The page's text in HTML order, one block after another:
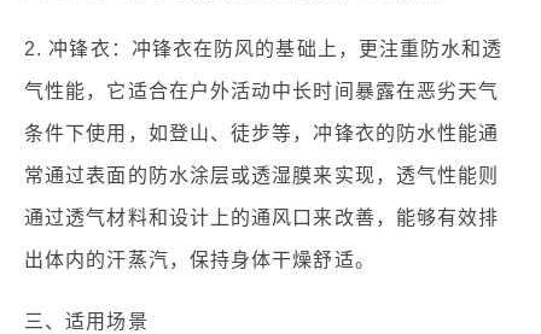
2. 冲锋衣：冲锋衣在防风的基础上，更注重防水和透
气性能，它适合在户外活动中长时间暴露在恶劣天气
条件下使用，如登山、徒步等，冲锋衣的防水性能通
常通过表面的防水涂层或透湿膜来实现，透气性能则
通过透气材料和设计上的通风口来改善，能够有效排
出体内的汗蒸汽，保持身体干燥舒适。
三、适用场景